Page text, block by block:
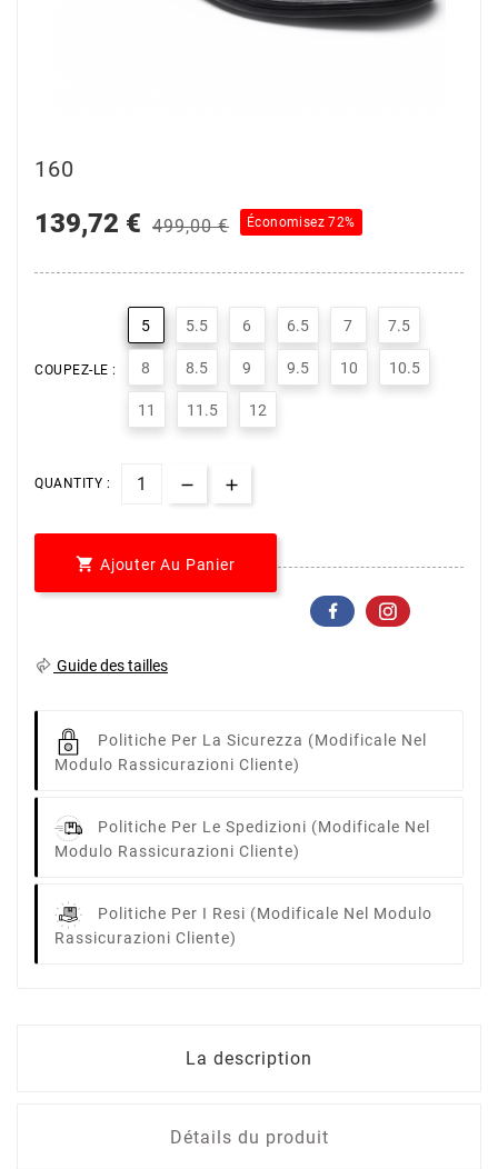
160
139,72 € 499,00 € Économisez 72%
COUPEZ-LE :
5 5.5 6 6.5 7 7.5
8 8.5 9 9.5 10 10.5
11 11.5 12
QUANTITY :
 Ajouter Au Panier
Guide des tailles
Politiche Per La Sicurezza (modificale Nel
Modulo Rassicurazioni Cliente)
Politiche Per Le Spedizioni (modificale Nel
Modulo Rassicurazioni Cliente)
Politiche Per I Resi (modificale Nel Modulo
Rassicurazioni Cliente)
La description
Détails du produit